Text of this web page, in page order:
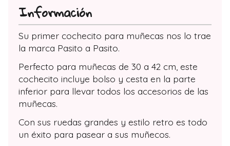
Información
Su primer cochecito para muñecas nos lo trae
la marca Pasito a Pasito.
Perfecto para muñecas de 30 a 42 cm, este
cochecito incluye bolso y cesta en la parte
inferior para llevar todos los accesorios de las
muñecas.
Con sus ruedas grandes y estilo retro es todo
un éxito para pasear a sus muñecos.